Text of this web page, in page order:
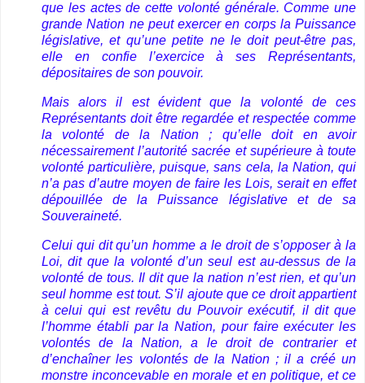
que les actes de cette volonté générale. Comme une
grande Nation ne peut exercer en corps la Puissance
législative, et qu’une petite ne le doit peut-être pas,
elle en confie l’exercice à ses Représentants,
dépositaires de son pouvoir.
Mais alors il est évident que la volonté de ces
Représentants doit être regardée et respectée comme
la volonté de la Nation ; qu’elle doit en avoir
nécessairement l’autorité sacrée et supérieure à toute
volonté particulière, puisque, sans cela, la Nation, qui
n’a pas d’autre moyen de faire les Lois, serait en effet
dépouillée de la Puissance législative et de sa
Souveraineté.
Celui qui dit qu’un homme a le droit de s’opposer à la
Loi, dit que la volonté d’un seul est au-dessus de la
volonté de tous. Il dit que la nation n’est rien, et qu’un
seul homme est tout. S’il ajoute que ce droit appartient
à celui qui est revêtu du Pouvoir exécutif, il dit que
l’homme établi par la Nation, pour faire exécuter les
volontés de la Nation, a le droit de contrarier et
d’enchaîner les volontés de la Nation ; il a créé un
monstre inconcevable en morale et en politique, et ce